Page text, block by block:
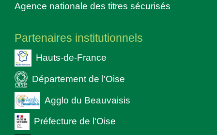
Agence nationale des titres sécurisés
Partenaires institutionnels
Hauts-de-France
Département de l'Oise
Agglo du Beauvaisis
Préfecture de l'Oise